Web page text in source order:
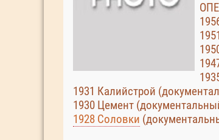
1931 Калийстрой
1930 Цемент
1928 Соловки